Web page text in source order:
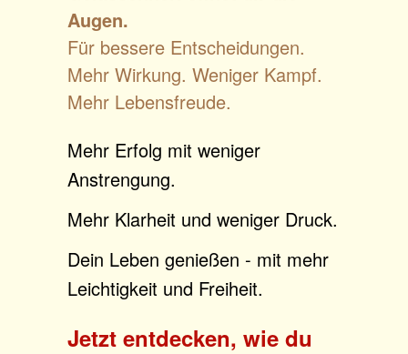
Augen.
Für bessere Entscheidungen.
Mehr Wirkung. Weniger Kampf.
Mehr Lebensfreude.
Mehr Erfolg mit weniger
Anstrengung.
Mehr Klarheit und weniger Druck.
Dein Leben genießen - mit mehr
Leichtigkeit und Freiheit.
Jetzt entdecken, wie du